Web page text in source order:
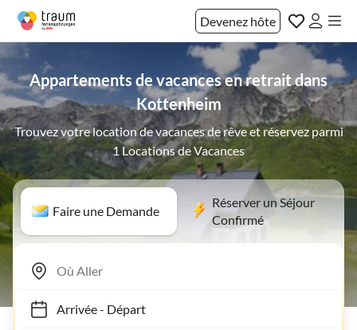
Devenez hôte
Appartements de vacances en retrait dans
Kottenheim
Trouvez votre location de vacances de rêve et réservez parmi
1 Locations de Vacances
Faire une Demande
Réserver un Séjour
Confirmé
Arrivée- Départ